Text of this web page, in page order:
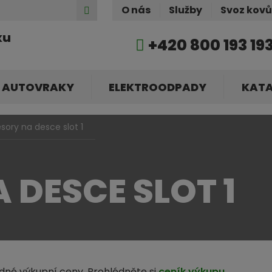
+420 800 193
Hledat O nás Služby Svoz kovů
AUTOVRAKY ELEKTROODPADY
na desce slot 1
SLOT 1